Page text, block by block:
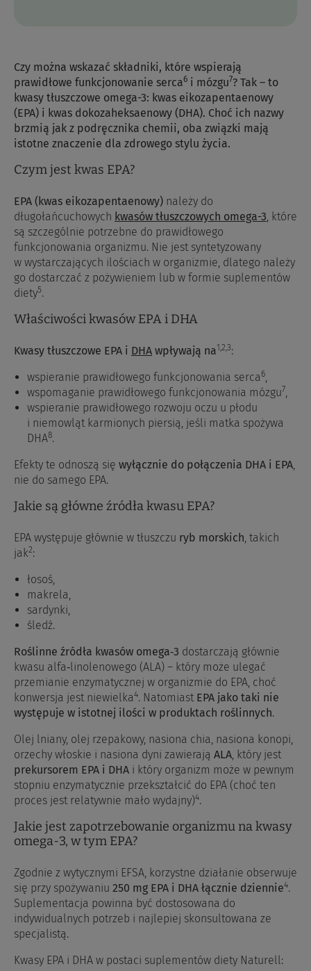
Czy można wskazać składniki, które wspierają
prawidłowe funkcjonowanie serca6 i mózgu7? Tak – to
kwasy tłuszczowe omega-3: kwas eikozapentaenowy
(EPA) i kwas dokozaheksaenowy (DHA). Choć ich nazwy
brzmią jak z podręcznika chemii, oba związki mają
istotne znaczenie dla zdrowego stylu życia.
Czym jest kwas EPA?
EPA (kwas eikozapentaenowy) należy do
długołańcuchowych kwasów tłuszczowych omega-3 , które
są szczególnie potrzebne do prawidłowego
funkcjonowania organizmu. Nie jest syntetyzowany
w wystarczających ilościach w organizmie, dlatego należy
go dostarczać z pożywieniem lub w formie suplementów
diety5.
Właściwości kwasów EPA i DHA
Kwasy tłuszczowe EPA i DHA wpływają na1,2,3:
wspieranie prawidłowego funkcjonowania serca 6
wspomaganie prawidłowego funkcjonowania mózgu7
wspieranie prawidłowego rozwoju oczu u płodu
i niemowląt karmionych piersią, jeśli matka spożywa
DHA8.
Efekty te odnoszą się wyłącznie do połączenia DHA i EPA
nie do samego EPA.
Jakie są główne źródła kwasu EPA?
EPA występuje głównie w tłuszczu ryb morskich , takich
jak2:
łosoś,
makrela,
sardynki,
śledź.
Roślinne źródła kwasów omega‑3 dostarczają głównie
kwasu alfa‑linolenowego (ALA) – który może ulegać
przemianie enzymatycznej w organizmie do EPA, choć
konwersja jest niewielka4. Natomiast EPA jako taki nie
występuje w istotnej ilości w produktach roślinnych.
Olej lniany, olej rzepakowy, nasiona chia, nasiona konopi,
orzechy włoskie i nasiona dyni zawierają ALA , który jest
prekursorem EPA i DHA i który organizm może w pewnym
stopniu enzymatycznie przekształcić do EPA (choć ten
proces jest relatywnie mało wydajny)4.
Jakie jest zapotrzebowanie organizmu na kwasy
omega-3, w tym EPA?
Zgodnie z wytycznymi EFSA, korzystne działanie obserwuje
się przy spożywaniu 250 mg EPA i DHA łącznie dziennie4.
Suplementacja powinna być dostosowana do
indywidualnych potrzeb i najlepiej skonsultowana ze
specjalistą.
Kwasy EPA i DHA w postaci suplementów diety Naturell: